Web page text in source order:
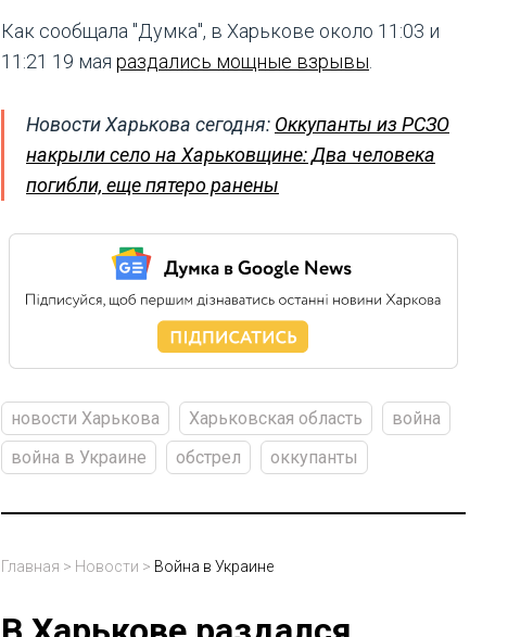
Как сообщала "Думка", в Харькове около 11:03 и
11:21 19 мая раздались мощные взрывы
Новости Харькова сегодня: Оккупанты из РСЗО
накрыли село на Харьковщине: Два человека
погибли, еще пятеро ранены
новости Харькова Харьковская область
война
война в Украине
обстрел оккупанты
Главная > Новости > Война в Украине